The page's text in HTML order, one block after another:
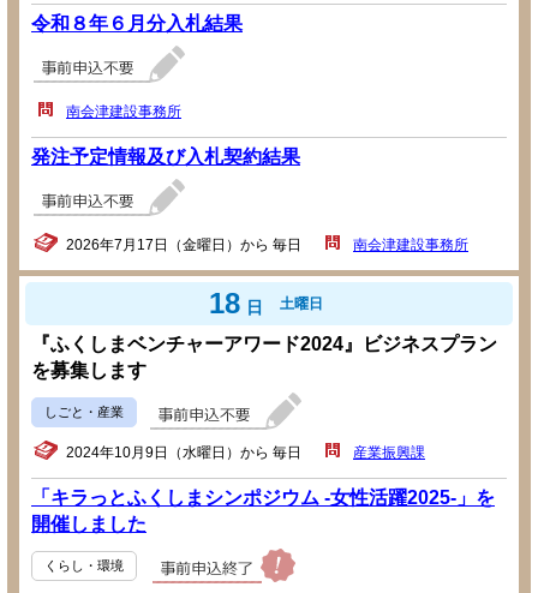
令和８年６月分入札結果
南会津建設事務所
発注予定情報及び入札契約結果
2026年7月17日（金曜日）から 毎日 南会津建設事務所
18 日 土曜日
『ふくしまベンチャーアワード2024』ビジネスプラン
を募集します
しごと・産業
2024年10月9日（水曜日）から 毎日 産業振興課
「キラっとふくしまシンポジウム -女性活躍2025-」を
開催しました
くらし・環境